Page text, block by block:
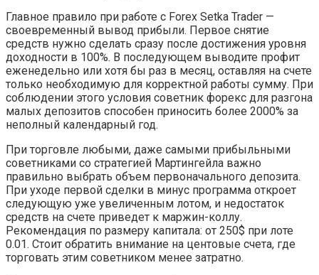
Главное правило при работе с Forex Setka Trader —
своевременный вывод прибыли. Первое снятие
средств нужно сделать сразу после достижения уровня
доходности в 100%. В последующем выводите профит
еженедельно или хотя бы раз в месяц, оставляя на счете
только необходимую для корректной работы сумму. При
соблюдении этого условия советник форекс для разгона
малых депозитов способен приносить более 2000% за
неполный календарный год.
При торговле любыми, даже самыми прибыльными
советниками со стратегией Мартингейла важно
правильно выбрать объем первоначального депозита.
При уходе первой сделки в минус программа откроет
следующую уже увеличенным лотом, и недостаток
средств на счете приведет к маржин-коллу.
Рекомендация по размеру капитала: от 250$ при лоте
0.01. Стоит обратить внимание на центовые счета, где
торговать этим советником менее затратно.